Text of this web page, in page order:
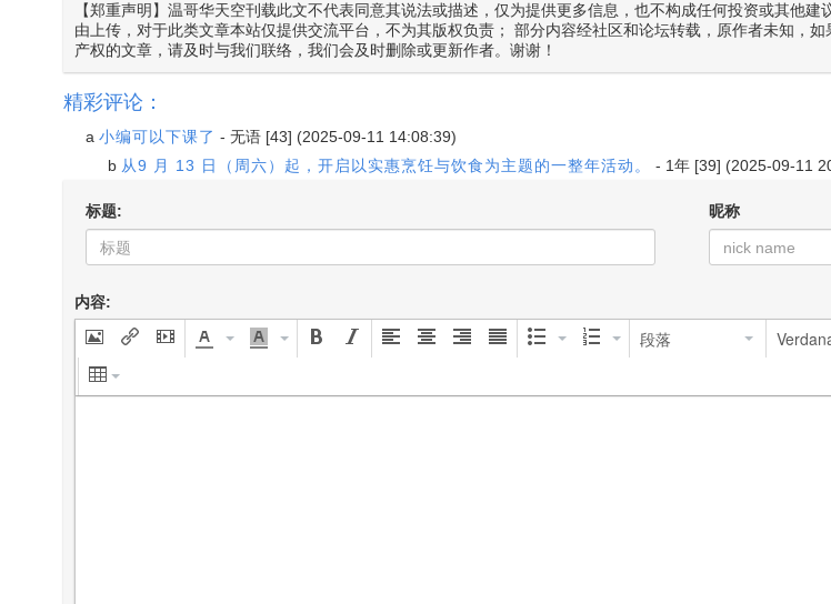
【郑重声明】温哥华天空刊载此文不代表同意其说法或描述，仅为提供更多信息，也不构成任何投资或其他建
由上传，对于此类文章本站仅提供交流平台，不为其版权负责； 部分内容经社区和论坛转载，原作者未知，
产权的文章，请及时与我们联络，我们会及时删除或更新作者。谢谢！
精彩评论：
a 小编可以下课了 - 无语 [43] (2025-09-11 14:08:39)
b 从9 月 13 日（周六）起，开启以实惠烹饪与饮食为主题的一整年活动。 - 1年 [39] (2025-09-11
标题: 昵称
内容:
段落